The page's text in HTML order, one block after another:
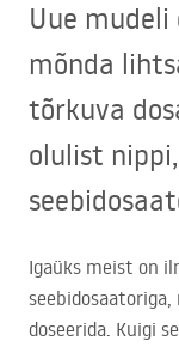
Uue
mõnda
tõrkuva
olulist
Igaüks meist on
doseerida. Kuigi